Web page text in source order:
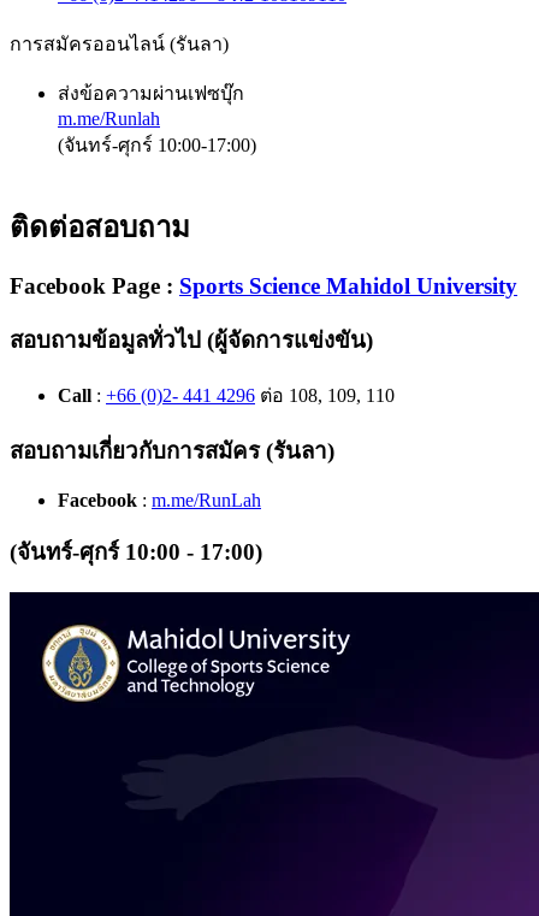
การสมัครออนไลน์ (รันลา)
ส่งข้อความผ่านเฟซบุ๊ก
m.me/Runlah
(จันทร์-ศุกร์ 10:00-17:00)
ติดต่อสอบถาม
Facebook Page : Sports Science Mahidol University
สอบถามข้อมูลทั่วไป (ผู้จัดการแข่งขัน)
Call : +66 (0)2- 441 4296 ต่อ 108, 109, 110
สอบถามเกี่ยวกับการสมัคร (รันลา)
Facebook : m.me/RunLah
(จันทร์-ศุกร์ 10:00 - 17:00)